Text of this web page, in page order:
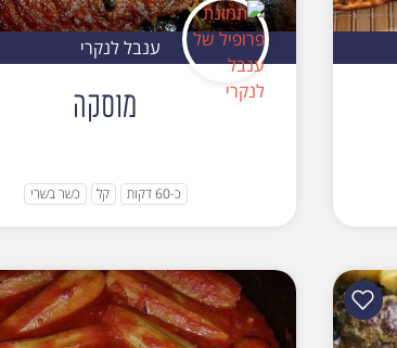
ענבל לנקרי
מוסקה
כ-60 דקות קל כשר בשרי